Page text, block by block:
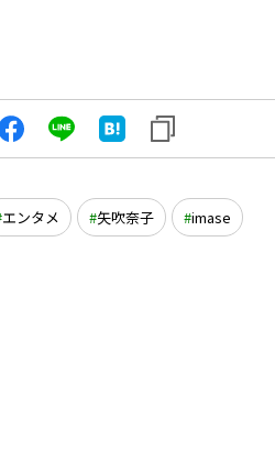
エンタメ 矢吹奈子 imase